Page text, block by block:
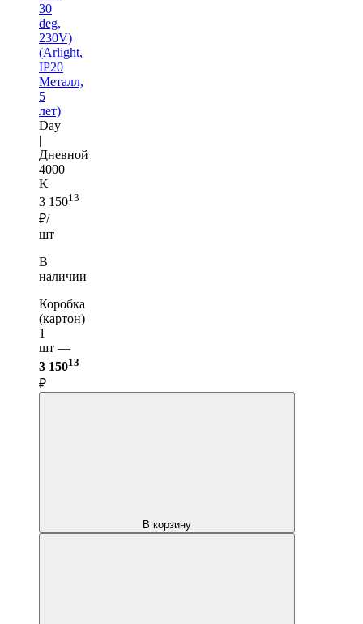
30
deg,
230V)
(Arlight,
IP20
Металл,
5
лет)
Day
|
Дневной
4000
K
3 15013
₽/
шт
В
наличии
Коробка
(картон)
1
шт —
3 15013
₽
В корзину